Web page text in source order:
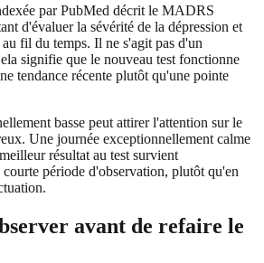
par PubMed décrit le MADRS
d'évaluer la sévérité de la dépression et
fil du temps. Il ne s'agit pas d'un
signifie que le nouveau test fonctionne
tendance récente plutôt qu'une pointe
basse peut attirer l'attention sur le
Une journée exceptionnellement calme
résultat au test survient
courte période d'observation, plutôt qu'en
avant de refaire le